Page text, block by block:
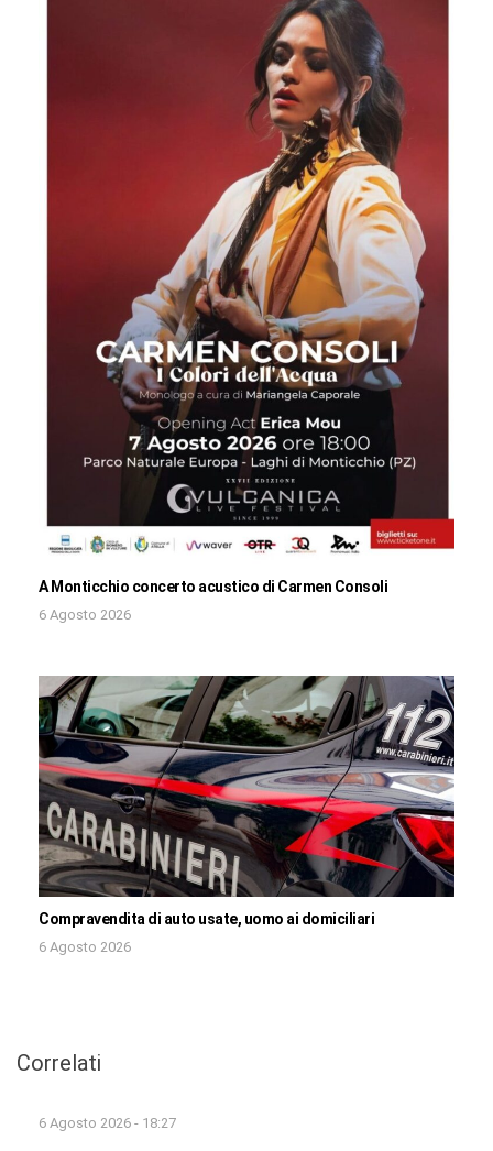
A Monticchio concerto acustico di Carmen Consoli
6 Agosto 2026
Compravendita di auto usate, uomo ai domiciliari
6 Agosto 2026
Correlati
6 Agosto 2026 - 18:27